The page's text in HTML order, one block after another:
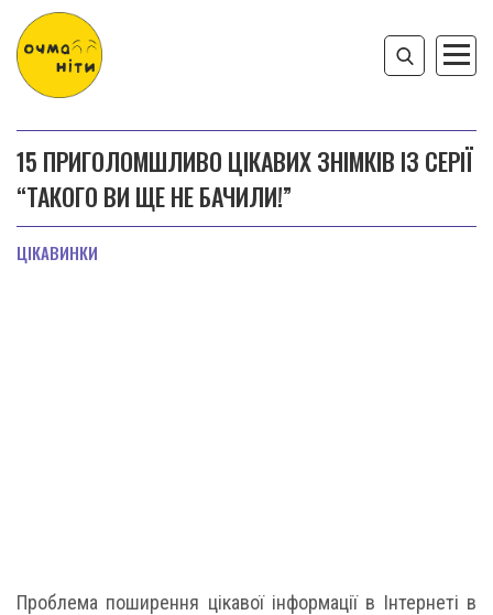
15 ПРИГОЛОМШЛИВО ЦІКАВИХ ЗНІМКІВ ІЗ СЕРІЇ
“ТАКОГО ВИ ЩЕ НЕ БАЧИЛИ!”
ЦІКАВИНКИ
Проблема поширення цікавої інформації в Інтернеті в